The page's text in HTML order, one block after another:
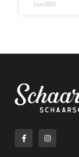
5 juni 2023